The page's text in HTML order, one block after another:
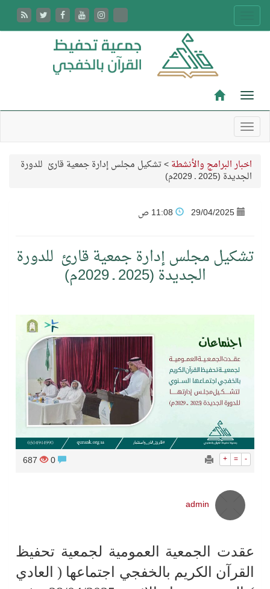
اخبار البرامج والأنشطة>تشكيل مجلس إدارة جمعية قارئ للدورة
الجديدة (2025 ـ 2029م)
29/04/2025
تشكيل مجلس إدارة جمعية قارئ للدورة
الجديدة (2025 ـ 2029م)
+ = -
687
admin
عقدت الجمعية العمومية لجمعية تحفيظ
القرآن الكريم بالخفجي اجتماعها ( العادي